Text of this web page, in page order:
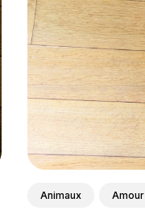
Animaux Amour